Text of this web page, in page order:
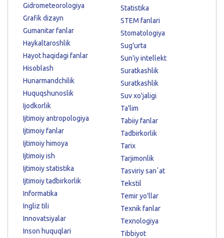
Gidrometeorologiya
Grafik dizayn
Gumanitar fanlar
Haykaltaroshlik
Hayot haqidagi fanlar
Hisoblash
Hunarmandchilik
Huquqshunoslik
Ijodkorlik
Ijtimoiy antropologiya
Ijtimoiy fanlar
Ijtimoiy himoya
Ijtimoiy ish
Ijtimoiy statistika
Ijtimoiy tadbirkorlik
Informatika
Ingliz tili
Innovatsiyalar
Inson huquqlari
Statistika
STEM fanlari
Stomatologiya
Sug'urta
Sun'iy intellekt
Suratkashlik
Suratkashlik
Suv xo'jaligi
Ta'lim
Tabiiy fanlar
Tadbirkorlik
Tarix
Tarjimonlik
Tasviriy sanʼat
Tekstil
Temir yo'llar
Texnik fanlar
Texnologiya
Tibbiyot